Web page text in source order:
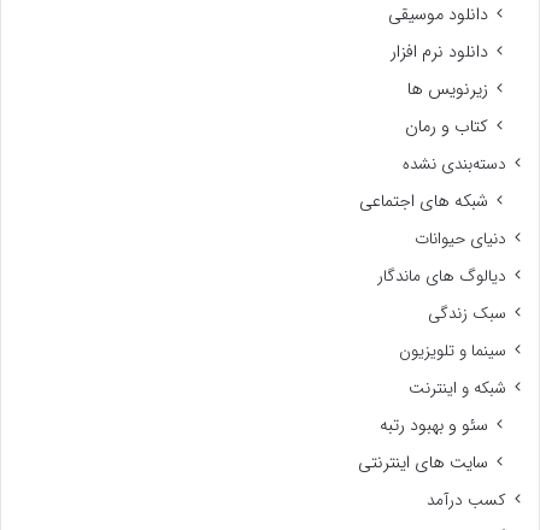
دانلود موسیقی
دانلود نرم افزار
زیرنویس ها
کتاب و رمان
دسته‌بندی نشده
شبکه های اجتماعی
دنیای حیوانات
دیالوگ های ماندگار
سبک زندگی
سینما و تلویزیون
شبکه و اینترنت
سئو و بهبود رتبه
سایت های اینترنتی
کسب درآمد